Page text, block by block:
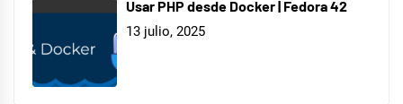
Usar PHP desde Docker | Fedora 42
13 julio, 2025